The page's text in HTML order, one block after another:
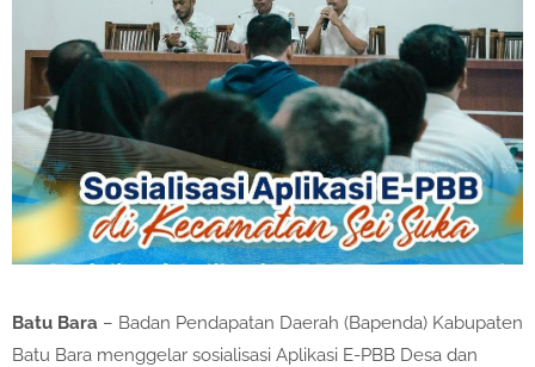
Batu Bara – Badan Pendapatan Daerah (Bapenda) Kabupaten
Batu Bara menggelar sosialisasi Aplikasi E-PBB Desa dan